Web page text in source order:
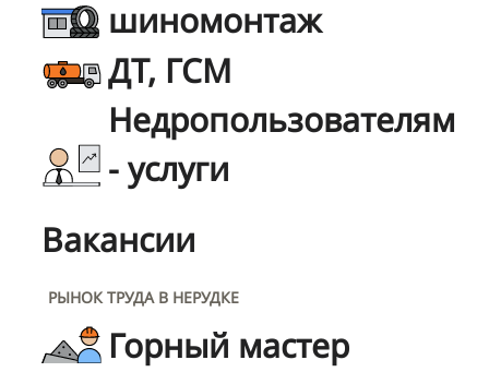
шиномонтаж
ДТ, ГСМ
Недропользователям
- услуги
Вакансии
РЫНОК ТРУДА В НЕРУДКЕ
Горный мастер